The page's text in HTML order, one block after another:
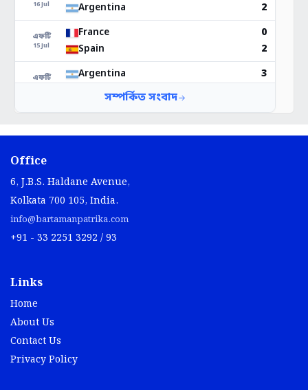
Office
6, J.B.S. Haldane Avenue,
Kolkata 700 105, India.
info@bartamanpatrika.com
+91 - 33 2251 3292 / 93
Links
Home
About Us
Contact Us
Privacy Policy